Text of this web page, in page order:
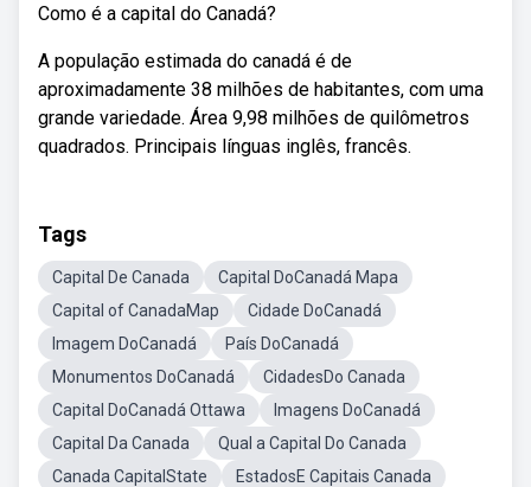
Como é a capital do Canadá?
A população estimada do canadá é de
aproximadamente 38 milhões de habitantes, com uma
grande variedade. Área 9,98 milhões de quilômetros
quadrados. Principais línguas inglês, francês.
Tags
Capital De Canada
Capital DoCanadá Mapa
Capital of CanadaMap
Cidade DoCanadá
Imagem DoCanadá
País DoCanadá
Monumentos DoCanadá
CidadesDo Canada
Capital DoCanadá Ottawa
Imagens DoCanadá
Capital Da Canada
Qual a Capital Do Canada
Canada CapitalState
EstadosE Capitais Canada